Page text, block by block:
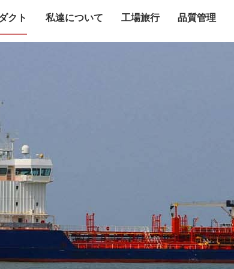
クト 私達について 工場旅行 品質管理